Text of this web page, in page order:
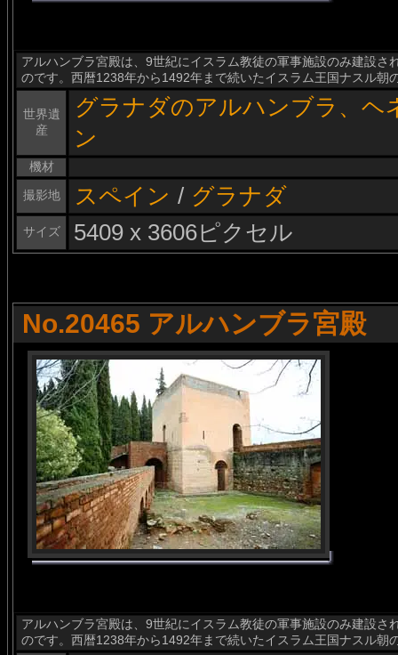
アルハンブラ宮殿は、9世紀にイスラム教徒の軍事施設のみ建設
のです。西暦1238年から1492年まで続いたイスラム王国ナスル朝
世界遺
産
グラナダのアルハンブラ、ヘ
ン
機材
撮影地
スペイン / グラナダ
サイズ 5409 x 3606ピクセル
No.20465 アルハンブラ宮殿
アルハンブラ宮殿は、9世紀にイスラム教徒の軍事施設のみ建設
のです。西暦1238年から1492年まで続いたイスラム王国ナスル朝